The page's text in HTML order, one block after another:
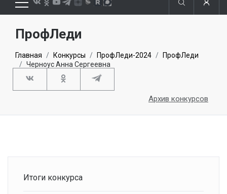
ПрофЛеди
Главная Конкурсы ПрофЛеди-2024
ПрофЛеди
Черноус Анна Сергеевна
Архив конкурсов
Итоги конкурса